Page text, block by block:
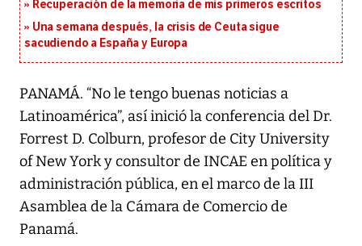
Recuperación de la memoria de mis primeros escritos
Una semana después, la crisis de Ceuta sigue
sacudiendo a España y Europa
PANAMÁ. “No le tengo buenas noticias a
Latinoamérica”, así inició la conferencia del Dr.
Forrest D. Colburn, profesor de City University
of New York y consultor de INCAE en política y
administración pública, en el marco de la III
Asamblea de la Cámara de Comercio de
Panamá.